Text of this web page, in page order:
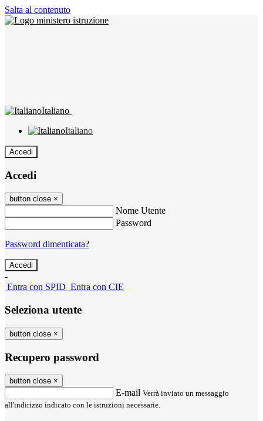
Salta al contenuto
Italiano
Italiano
Accedi
Accedi
button close ×
Nome Utente
Password
Password dimenticata?
-
Entra con SPID Entra con CIE
Seleziona utente
button close ×
Recupero password
button close ×
E-mail Verrà inviato un messaggio
all'indirizzo indicato con le istruzioni necessarie.